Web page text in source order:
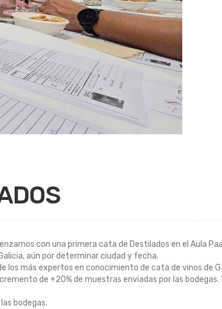
con una primera cata de Destilados en el Aula
aún por determinar ciudad y fecha.
los más expertos en conocimiento de cata de vinos de
de +20% de muestras enviadas por las bodegas.
bodegas.